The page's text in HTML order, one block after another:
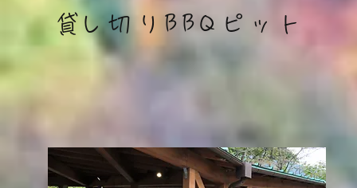
​貸し切りBBQピット